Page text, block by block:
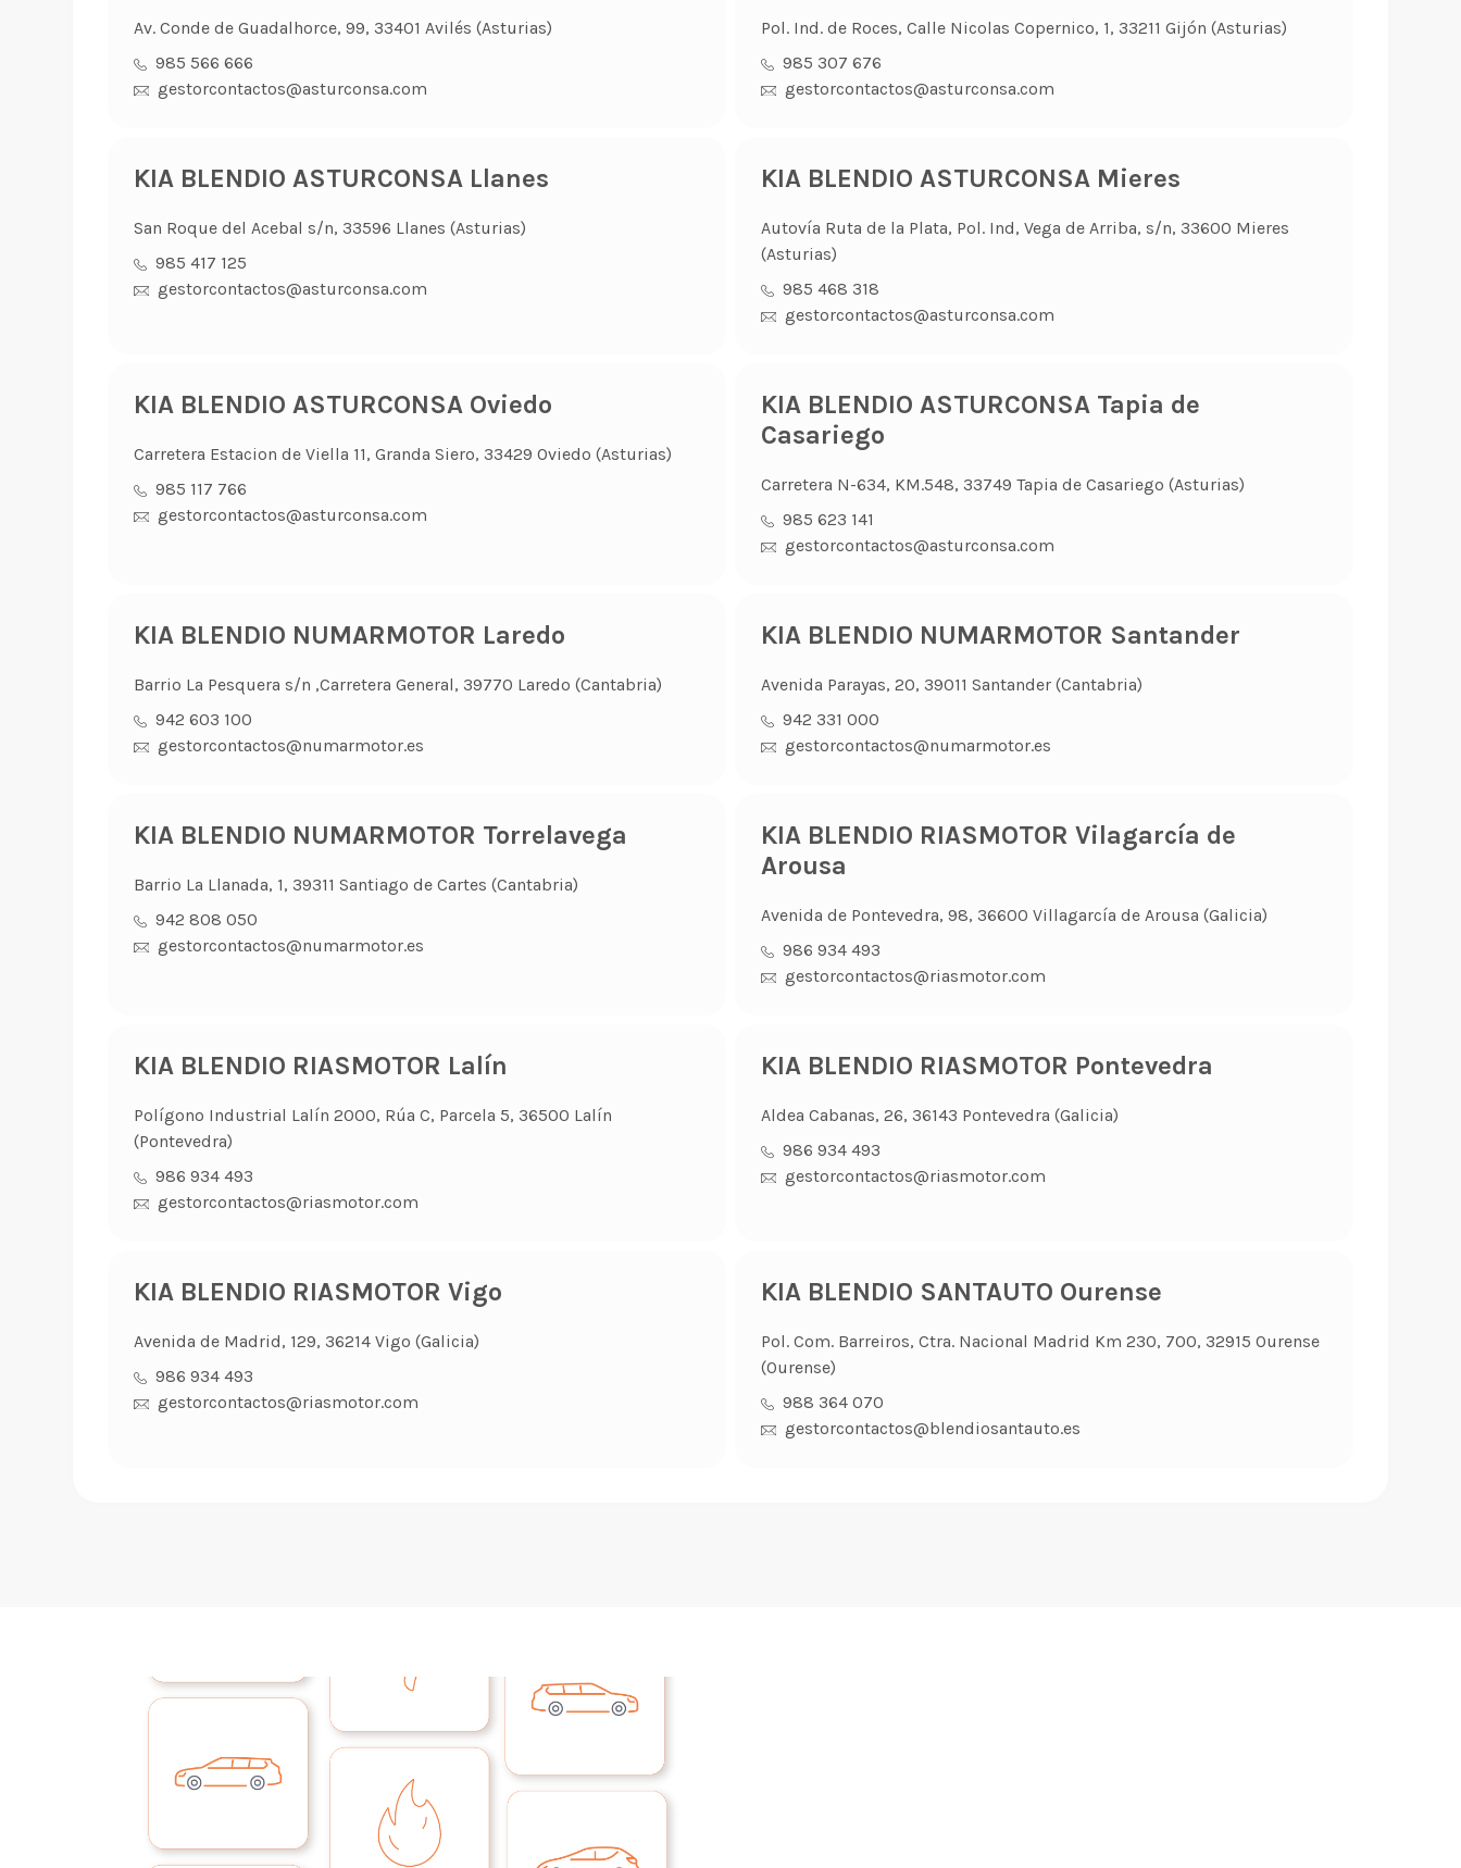
Av. Conde de Guadalhorce, 99, 33401 Avilés (Asturias)
985 566 666
gestorcontactos@asturconsa.com
Pol. Ind. de Roces, Calle Nicolas Copernico, 1, 33211 Gijón (Asturias)
985 307 676
gestorcontactos@asturconsa.com
KIA BLENDIO ASTURCONSA Llanes
San Roque del Acebal s/n, 33596 Llanes (Asturias)
985 417 125
gestorcontactos@asturconsa.com
KIA BLENDIO ASTURCONSA Mieres
Autovía Ruta de la Plata, Pol. Ind, Vega de Arriba, s/n, 33600 Mieres
(Asturias)
985 468 318
gestorcontactos@asturconsa.com
KIA BLENDIO ASTURCONSA Oviedo
Carretera Estacion de Viella 11, Granda Siero, 33429 Oviedo (Asturias)
985 117 766
gestorcontactos@asturconsa.com
KIA BLENDIO ASTURCONSA Tapia de
Casariego
Carretera N-634, KM.548, 33749 Tapia de Casariego (Asturias)
985 623 141
gestorcontactos@asturconsa.com
KIA BLENDIO NUMARMOTOR Laredo
Barrio La Pesquera s/n ,Carretera General, 39770 Laredo (Cantabria)
942 603 100
gestorcontactos@numarmotor.es
KIA BLENDIO NUMARMOTOR Santander
Avenida Parayas, 20, 39011 Santander (Cantabria)
942 331 000
gestorcontactos@numarmotor.es
KIA BLENDIO NUMARMOTOR Torrelavega
Barrio La Llanada, 1, 39311 Santiago de Cartes (Cantabria)
942 808 050
gestorcontactos@numarmotor.es
KIA BLENDIO RIASMOTOR Vilagarcía de
Arousa
Avenida de Pontevedra, 98, 36600 Villagarcía de Arousa (Galicia)
986 934 493
gestorcontactos@riasmotor.com
KIA BLENDIO RIASMOTOR Lalín
Polígono Industrial Lalín 2000, Rúa C, Parcela 5, 36500 Lalín
(Pontevedra)
986 934 493
gestorcontactos@riasmotor.com
KIA BLENDIO RIASMOTOR Pontevedra
Aldea Cabanas, 26, 36143 Pontevedra (Galicia)
986 934 493
gestorcontactos@riasmotor.com
KIA BLENDIO RIASMOTOR Vigo
Avenida de Madrid, 129, 36214 Vigo (Galicia)
986 934 493
gestorcontactos@riasmotor.com
KIA BLENDIO SANTAUTO Ourense
Pol. Com. Barreiros, Ctra. Nacional Madrid Km 230, 700, 32915 Ourense
(Ourense)
988 364 070
gestorcontactos@blendiosantauto.es